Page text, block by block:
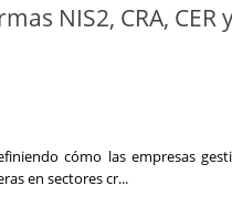
NIS2, CRA, CER
cómo las empresas
en sectores cr...